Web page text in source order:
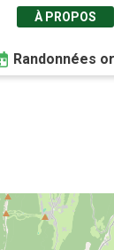
À PROPOS
Randonnées